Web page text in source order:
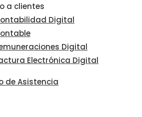
a clientes
Digital
Digital
Electrónica Digital
de Asistencia